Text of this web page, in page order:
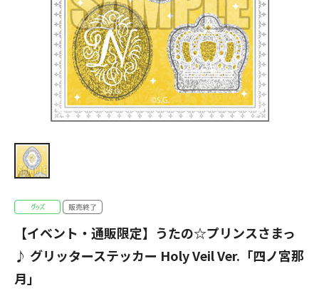
【イベント・通販限定】うたの☆プリンスさまっ
♪ グリッターステッカー Holy Veil Ver.「四ノ宮那
月」